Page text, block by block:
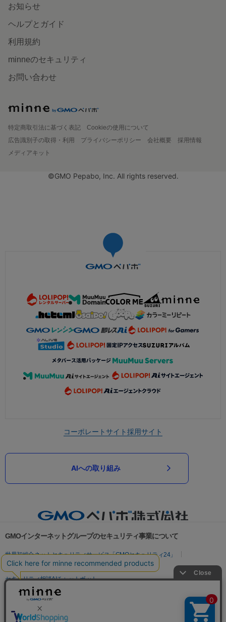
お知らせ
ヘルプとガイド
利用規約
minneのセキュリティ
お問い合わせ
特定商取引法に基づく表記
Cookieの使用について
広告識別子の取得・利用
プライバシーポリシー 会社概要
採用情報
メディアキット
©GMO Pepabo, Inc. All rights reserved.
コーポレートサイト採用サイト
AIへの取り組み
GMOインターネットグループのセキュリティ事業について
世界初総合ネットセキュリティサービス「GMOセキュリティ24」
パスワード漏洩診断
Webサイトリスク診断
セキュリティ相談AIチャットボット
実在証明・盗聴対策
サイバー攻撃対策（GMO Flatt Security）